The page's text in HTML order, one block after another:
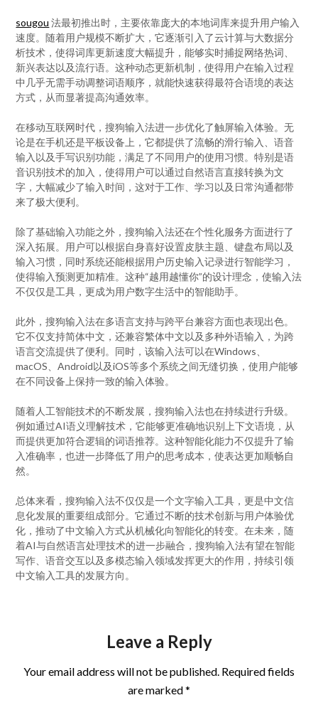
sougou 法最初推出时，主要依靠庞大的本地词库来提升用户输入
速度。随着用户规模不断扩大，它逐渐引入了云计算与大数据分
析技术，使得词库更新速度大幅提升，能够实时捕捉网络热词、
新兴表达以及流行语。这种动态更新机制，使得用户在输入过程
中几乎无需手动调整词语顺序，就能快速获得最符合语境的表达
方式，从而显著提高沟通效率。
在移动互联网时代，搜狗输入法进一步优化了触屏输入体验。无
论是在手机还是平板设备上，它都提供了流畅的滑行输入、语音
输入以及手写识别功能，满足了不同用户的使用习惯。特别是语
音识别技术的加入，使得用户可以通过自然语言直接转换为文
字，大幅减少了输入时间，这对于工作、学习以及日常沟通都带
来了极大便利。
除了基础输入功能之外，搜狗输入法还在个性化服务方面进行了
深入拓展。用户可以根据自身喜好设置皮肤主题、键盘布局以及
输入习惯，同时系统还能根据用户历史输入记录进行智能学习，
使得输入预测更加精准。这种“越用越懂你”的设计理念，使输入法
不仅仅是工具，更成为用户数字生活中的智能助手。
此外，搜狗输入法在多语言支持与跨平台兼容方面也表现出色。
它不仅支持简体中文，还兼容繁体中文以及多种外语输入，为跨
语言交流提供了便利。同时，该输入法可以在Windows、
macOS、Android以及iOS等多个系统之间无缝切换，使用户能够
在不同设备上保持一致的输入体验。
随着人工智能技术的不断发展，搜狗输入法也在持续进行升级。
例如通过AI语义理解技术，它能够更准确地识别上下文语境，从
而提供更加符合逻辑的词语推荐。这种智能化能力不仅提升了输
入准确率，也进一步降低了用户的思考成本，使表达更加顺畅自
然。
总体来看，搜狗输入法不仅仅是一个文字输入工具，更是中文信
息化发展的重要组成部分。它通过不断的技术创新与用户体验优
化，推动了中文输入方式从机械化向智能化的转变。在未来，随
着AI与自然语言处理技术的进一步融合，搜狗输入法有望在智能
写作、语音交互以及多模态输入领域发挥更大的作用，持续引领
中文输入工具的发展方向。
Leave a Reply
Your email address will not be published. Required fields
are marked*